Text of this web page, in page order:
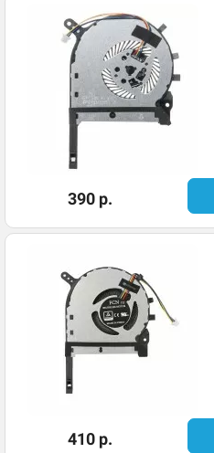
390 р.
410 р.